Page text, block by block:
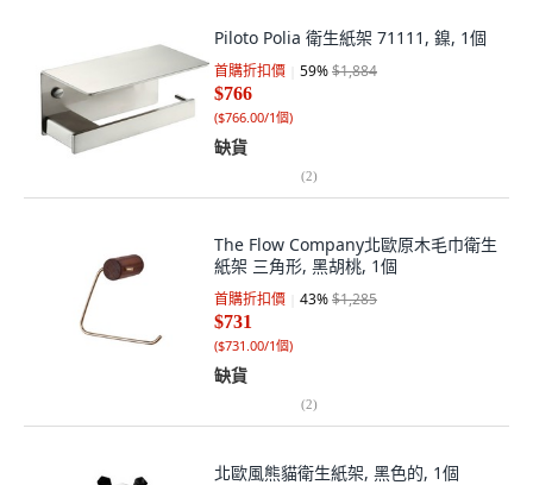
Piloto Polia 衛生紙架 71111, 鎳, 1個
首購折扣價 59%$1,884
$766
($766.00/1個)
缺貨
(2)
The Flow Company北歐原木毛巾衛生
紙架 三角形, 黑胡桃, 1個
首購折扣價 43%$1,285
$731
($731.00/1個)
缺貨
(2)
北歐風熊貓衛生紙架, 黑色的, 1個